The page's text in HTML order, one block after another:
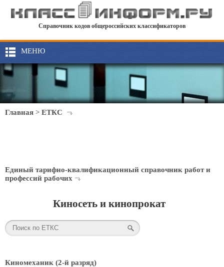
Справочник кодов общероссийских классификаторов
МЕНЮ
Главная > ЕТКС
Единый тарифно-квалификационный справочник работ и
профессий рабочих
Киносеть и кинопрокат
Киномеханик (2-й разряд)